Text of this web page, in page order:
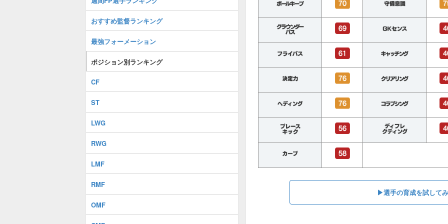
▶︎選手の育成を試して
おすすめ監督ランキング
最強フォーメーション
ポジション別ランキング
CF
ST
LWG
RWG
LMF
RMF
OMF